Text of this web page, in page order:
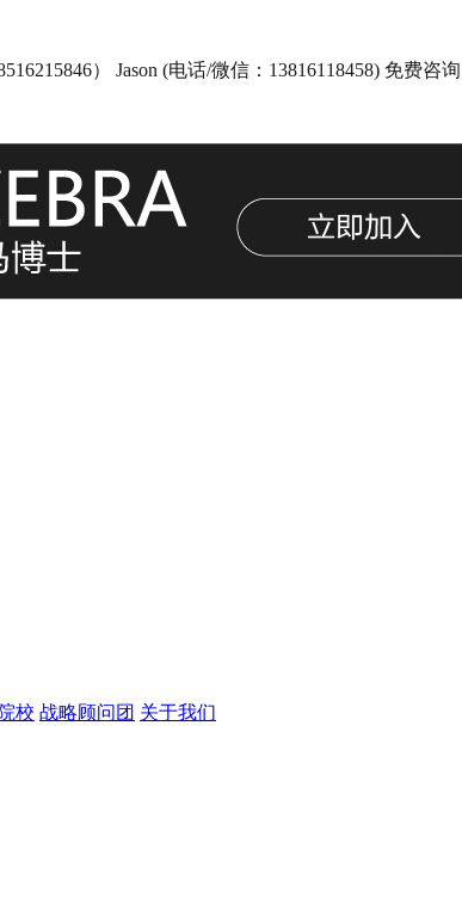
） Jason (电话/微信：13816118458) 免费咨询
校 战略顾问团 关于我们